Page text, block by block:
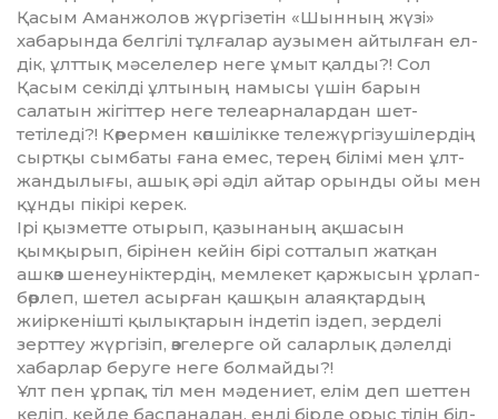
Қасым Аманжолов жүр­гізе­тін «Шынның жүзі»
хабарында белгілі тұлғалар аузымен айтылған ел­
дік, ұлттық мәселелер неге ұмыт қал­ды?! Сол
Қасым се­кілді ұлты­ның намысы үшін барын
салатын жігіттер неге телеарналардан шет­
тетіледі?! Көрермен көп­шілікке те­лежүргізушілердің
сыртқы сымбаты ғана емес, терең білімі мен ұлт­
жандылығы, ашық әрі әділ ай­тар орынды ойы мен
құнды пікірі керек.
Ірі қызметте отырып, қазы­на­ның ақшасын
қымқырып, бірінен кейін бірі сотталып жатқан
ашкөз шенеуніктердің, мемлекет қаржы­сын ұрлап-
бөрлеп, шетел асырған қашқын алаяқтардың
жиіркенішті қылықтарын індетіп іздеп, зерделі
зерт­теу жүргізіп, өзгелерге ой са­лар­лық дәлелді
хабарлар беруге не­ге болмайды?!
Ұлт пен ұрпақ, тіл мен мәдениет, елім деп шеттен
келіп, кейде бас­пана­дан, енді бірде орыс тілін біл­